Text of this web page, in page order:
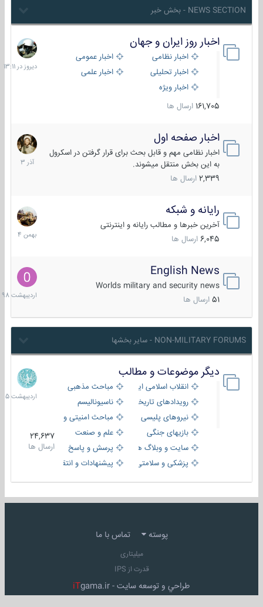
NEWS SECTION - بخش خبر
اخبار روز ایران و جهان
اخبار نظامی
اخبار عمومی
اخبار تحلیلی
اخبار علمی
اخبار ویژه
161,705 ارسال ها
دیروز
در
13:11
اخبار صفحه اول
اخبار نظامی مهم و قابل بحث برای قرار گرفتن در اسکرول
به این بخش منتقل میشوند.
2,339 ارسال ها
7
آذر
1403
رایانه و شبکه
آخرین خبرها و مطالب رایانه و اینترنتی
6,045 ارسال ها
30
بهمن
1404
English News
Worlds military and security news
51 ارسال ها
10
1398
NON-MILITARY FORUMS - سایر بخشها
دیگر موضوعات و مطالب
انقلاب اسلامی ایران
مباحث مذهبی
رویدادهای تاریخی و مذهبیناسیونالیسم
نیروهای پلیسی
مباحث امنیتی و اطلاعاتی
بازیهای جنگی
علم و صنعت
سایت و وبلاگ ها
پرسش و پاسخ
پزشکی و سلامتی
پیشنهادات و انتقادات
24,637
ارسال ها
8
1405
پوسته تماس با ما
میلیتاری
قدرت از IPS
طراحي و توسعه سايت - iTgama.ir